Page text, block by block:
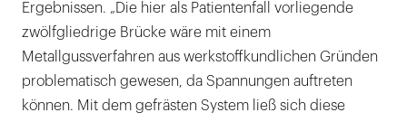
Ergebnissen. „Die hier als Patientenfall vorliegende
zwölfgliedrige Brücke wäre mit einem
Metallgussverfahren aus werkstoffkundlichen Gründen
problematisch gewesen, da Spannungen auftreten
können. Mit dem gefrästen System ließ sich diese